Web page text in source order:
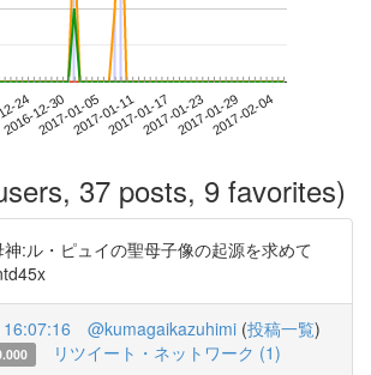
24
2016-12-302017-01-052017-01-112017-01-172017-01-232017-01-292017-02-04
37 posts, 9 favorites)
:ル・ピュイの聖母子像の起源を求めて
@kumagaikazuhimi (投稿一覧)
リツイート・ネットワーク (1)